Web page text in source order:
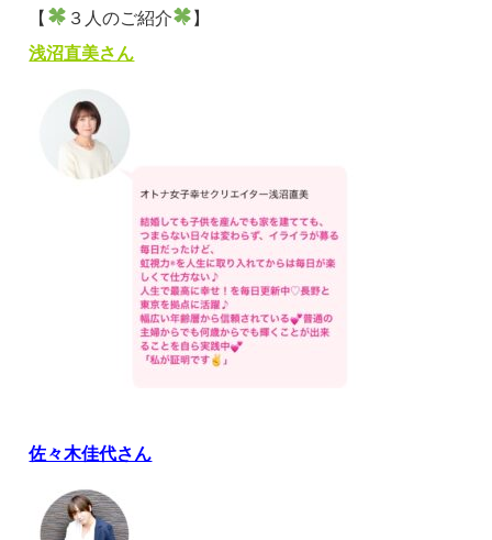
【 ３人のご紹介
】
浅沼直美さん
佐々木佳代さん